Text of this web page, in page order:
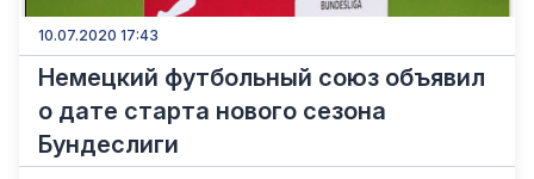
10.07.2020 17:43
Немецкий футбольный союз объявил
о дате старта нового сезона
Бундеслиги